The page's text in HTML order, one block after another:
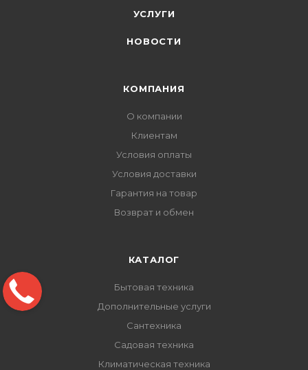
УСЛУГИ
НОВОСТИ
КОМПАНИЯ
О компании
Клиентам
Условия оплаты
Условия доставки
Гарантия на товар
Возврат и обмен
КАТАЛОГ
Бытовая техника
Дополнительные услуги
Сантехника
Садовая техника
Климатическая техника